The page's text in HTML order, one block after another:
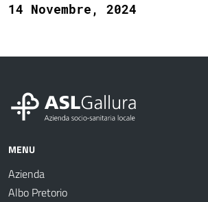
14 Novembre, 2024
MENU
Azienda
Albo Pretorio